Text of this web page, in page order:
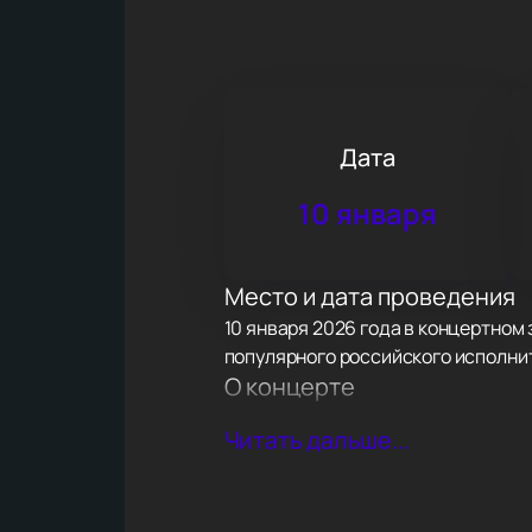
Дата
10 января
Место и дата проведения
10 января 2026 года в
популярного российского
О концерте
российского флага, собрав
Читать дальше...